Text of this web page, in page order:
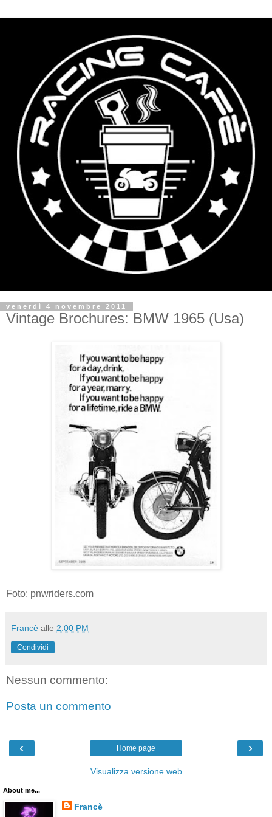
venerdì 4 novembre 2011
Vintage Brochures: BMW 1965 (Usa)
Foto: pnwriders.com
Francè alle 2:00 PM
Condividi
Nessun commento:
Posta un commento
‹ ›
Home page
Visualizza versione web
About me...
Francè